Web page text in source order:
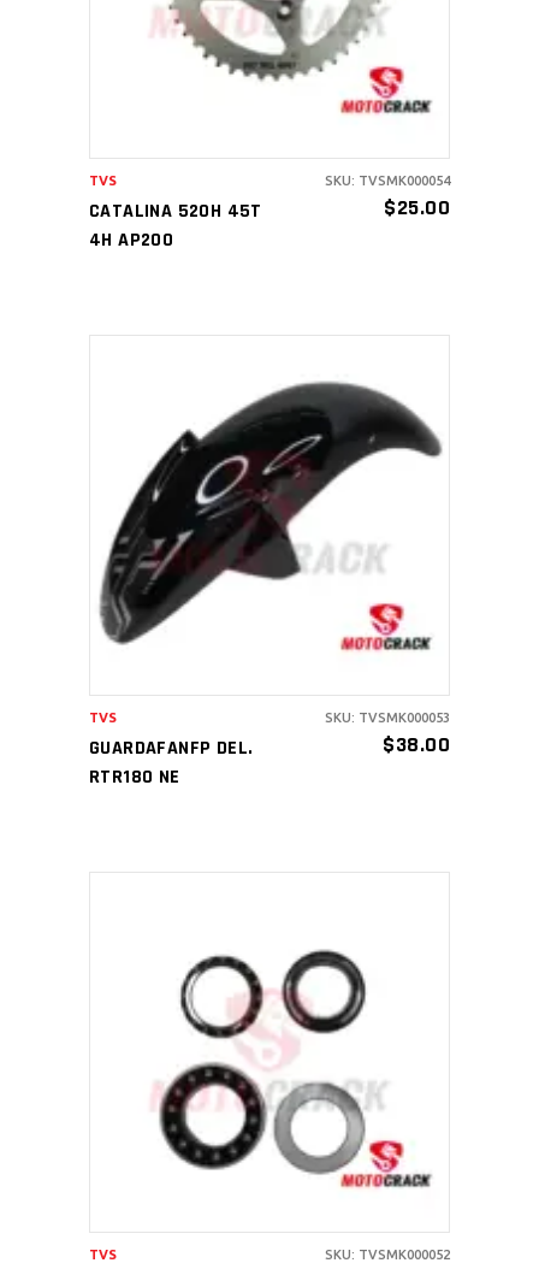
CATALINA 520H 45T
4H AP200
$25.00
TVS SKU: TVSMK000054
AÑADIR AL CARRITO
GUARDAFANFP DEL.
RTR180 NE
$38.00
TVS SKU: TVSMK000053
AÑADIR AL CARRITO
TVS SKU: TVSMK000052